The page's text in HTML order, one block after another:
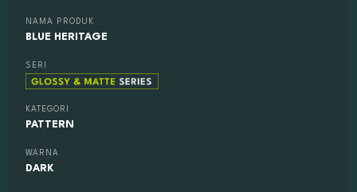
NAMA PRODUK
BLUE HERITAGE
SERI
KATEGORI
PATTERN
WARNA
DARK